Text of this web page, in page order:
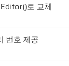
로 교체
번호 제공